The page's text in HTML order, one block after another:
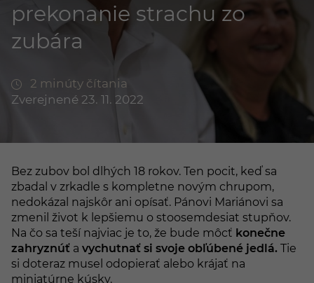
prekonanie strachu zo
zubára
2 minúty čítania
Zverejnené 23. 11. 2022
Bez zubov bol dlhých 18 rokov. Ten pocit, keď sa
zbadal v zrkadle s kompletne novým chrupom,
nedokázal najskôr ani opísať. Pánovi Mariánovi sa
zmenil život k lepšiemu o stoosemdesiat stupňov.
Na čo sa teší najviac je to, že bude môcť konečne
zahryznúť a vychutnať si svoje obľúbené jedlá. Tie
si doteraz musel odopierať alebo krájať na
miniatúrne kúsky.